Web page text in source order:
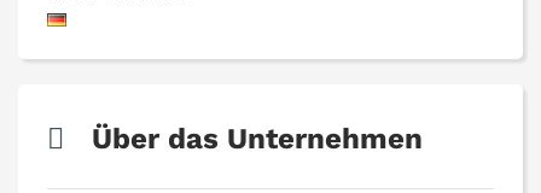
Über das Unternehmen